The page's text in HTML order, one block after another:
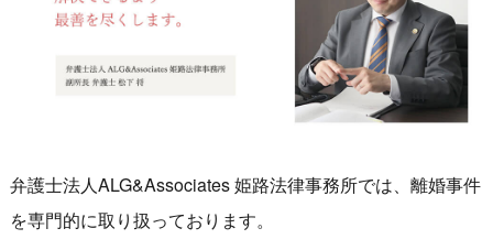
弁護士法人ALG&Associates 姫路法律事務所では、離婚事件
を専門的に取り扱っております。